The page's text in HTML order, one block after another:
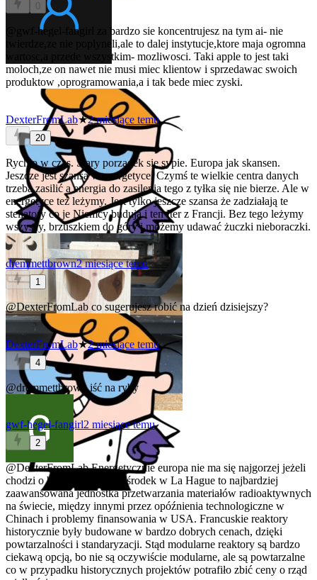
0
@gwf-hegel-fangirl
za bardzo sie koncentrujesz na tym ai- nie
twierdze,ze nie poplyneli,ale to dalej instytucje,ktore maja ogromna
wartosc,a przede wszystkim- mozliwosci. Taki apple to jest taki
moloch,ze on nawet nie musi miec klientow i sprzedawac swoich
produktow ,oprogramowania,a i tak bede miec zyski.
DexterFromLab★2 miesiące temu
20
Rychło w czas. Stary porządek się sypie. Europa jak skansen.
Jeszcze jest szansa w energetyce. Czymś te wielkie centra danych
trzeba zasilić a energia do zasilenia tego z tyłka się nie bierze. Ale w
energetyce też leżymy. Jest tylko jeszcze szansa że zadziałają te
stellatory co je Niemcy budują i ten Iter z Francji. Bez tego leżymy
wszyscy, brzuszkiem do góry i możemy udawać żuczki nieboraczki.
dremmettbrown2 miesiące temu
1
@DexterFromLab co sugerujesz robić na dzień dzisiejszy?
DexterFromLab★2 miesiące temu
4
@dremmettbrowniść na ryby
gwf-hegel-fangirl2 miesiące temu
2
@DexterFromLabEnergetycznie europa nie ma się najgorzej jeżeli
chodzi o branżę jądrową, ośrodek w La Hague to najbardziej
zaawansowana jednostka przetwarzania materiałów radioaktywnych
na świecie, między innymi przez opóźnienia technologiczne w
Chinach i problemy finansowania w USA. Francuskie reaktory
historycznie były budowane w bardzo dobrych cenach, dzięki
powtarzalności i standaryzacji. Stąd modularne reaktory są bardzo
ciekawą opcją, bo nie są oczywiście modularne, ale są powtarzalne
co w przypadku historycznych projektów potrafiło zbić ceny o rząd